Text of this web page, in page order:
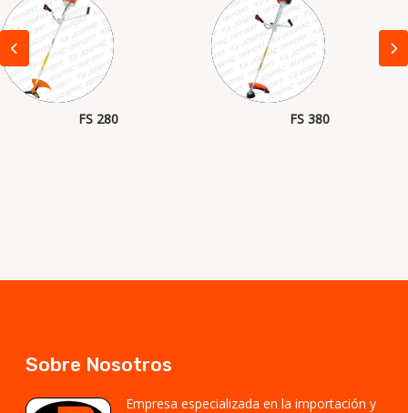
FS 280 FS 380
Sobre Nosotros
Empresa especializada en la importación y